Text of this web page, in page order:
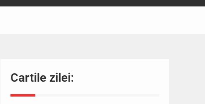
Cartile zilei: